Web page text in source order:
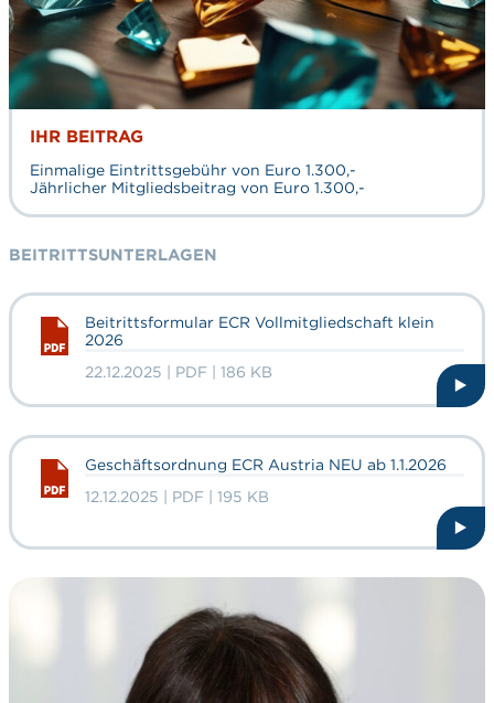
IHR BEITRAG
Einmalige Eintrittsgebühr von Euro 1.300,-
Jährlicher Mitgliedsbeitrag von Euro 1.300,-
BEITRITTSUNTERLAGEN
Beitrittsformular ECR Vollmitgliedschaft klein
2026
22.12.2025 | PDF | 186 KB
Geschäftsordnung ECR Austria NEU ab 1.1.2026
12.12.2025 | PDF | 195 KB